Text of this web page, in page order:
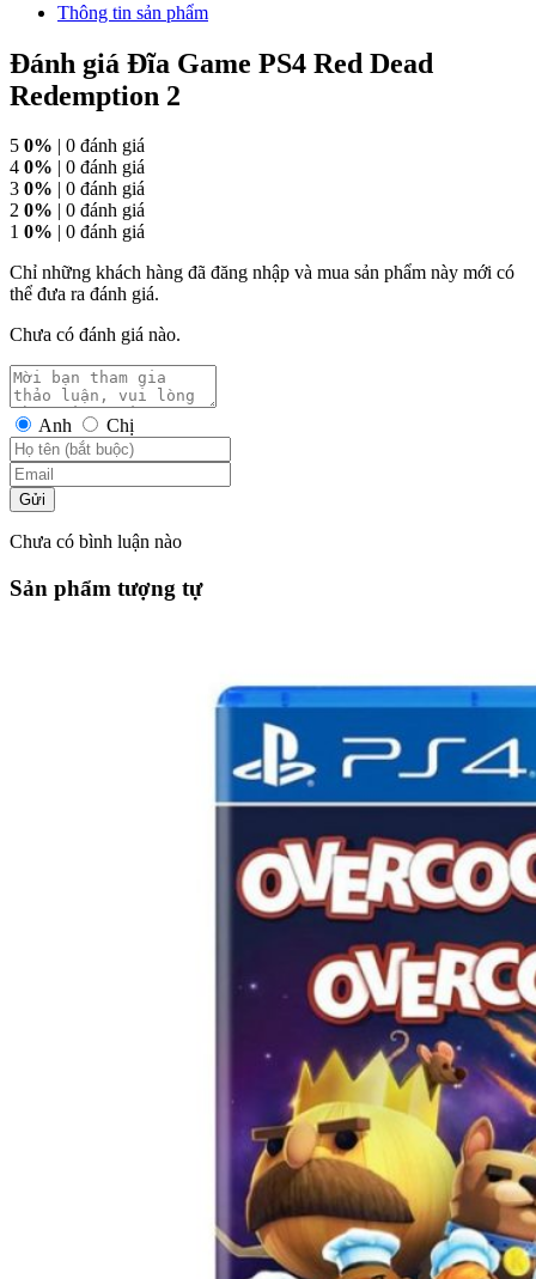
Thông tin sản phẩm
Đánh giá Đĩa Game PS4 Red Dead
Redemption 2
5 0% | 0 đánh giá
4 0% | 0 đánh giá
3 0% | 0 đánh giá
2 0% | 0 đánh giá
1 0% | 0 đánh giá
Chỉ những khách hàng đã đăng nhập và mua sản phẩm này mới có
thể đưa ra đánh giá.
Chưa có đánh giá nào.
Anh Chị
Gửi
Chưa có bình luận nào
Sản phẩm tượng tự